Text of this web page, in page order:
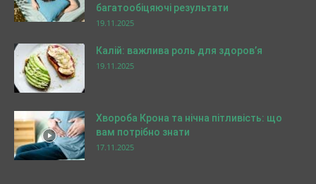
багатообіцяючі результати
19.11.2025
Калій: важлива роль для здоров’я
19.11.2025
Хвороба Крона та нічна пітливість: що
вам потрібно знати
17.11.2025